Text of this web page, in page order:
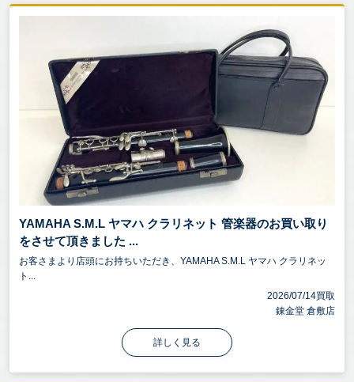
YAMAHA S.M.L ヤマハ クラリネット 管楽器のお買い取り
をさせて頂きました ...
お客さまより店頭にお持ちいただき、YAMAHA S.M.L ヤマハ クラリネッ
ト...
2026/07/14買取
錬金堂 倉敷店
詳しく見る